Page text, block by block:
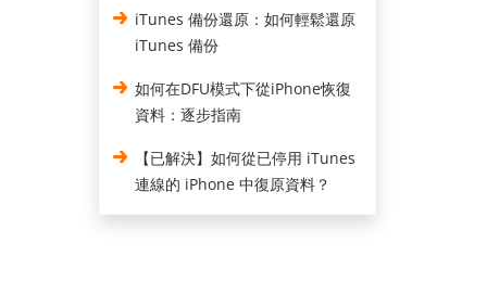
iTunes 備份還原：如何輕鬆還原
iTunes 備份
如何在DFU模式下從iPhone恢復
資料：逐步指南
【已解決】如何從已停用 iTunes
連線的 iPhone 中復原資料？